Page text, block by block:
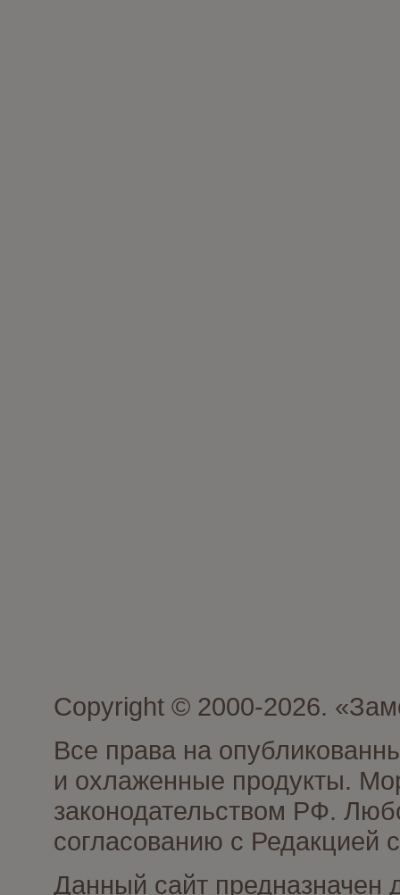
Copyright © 2000-2026.
Все права на
и охлаженные продукты.
законодательством РФ.
согласованию с Редакцией
Данный сайт предназначен